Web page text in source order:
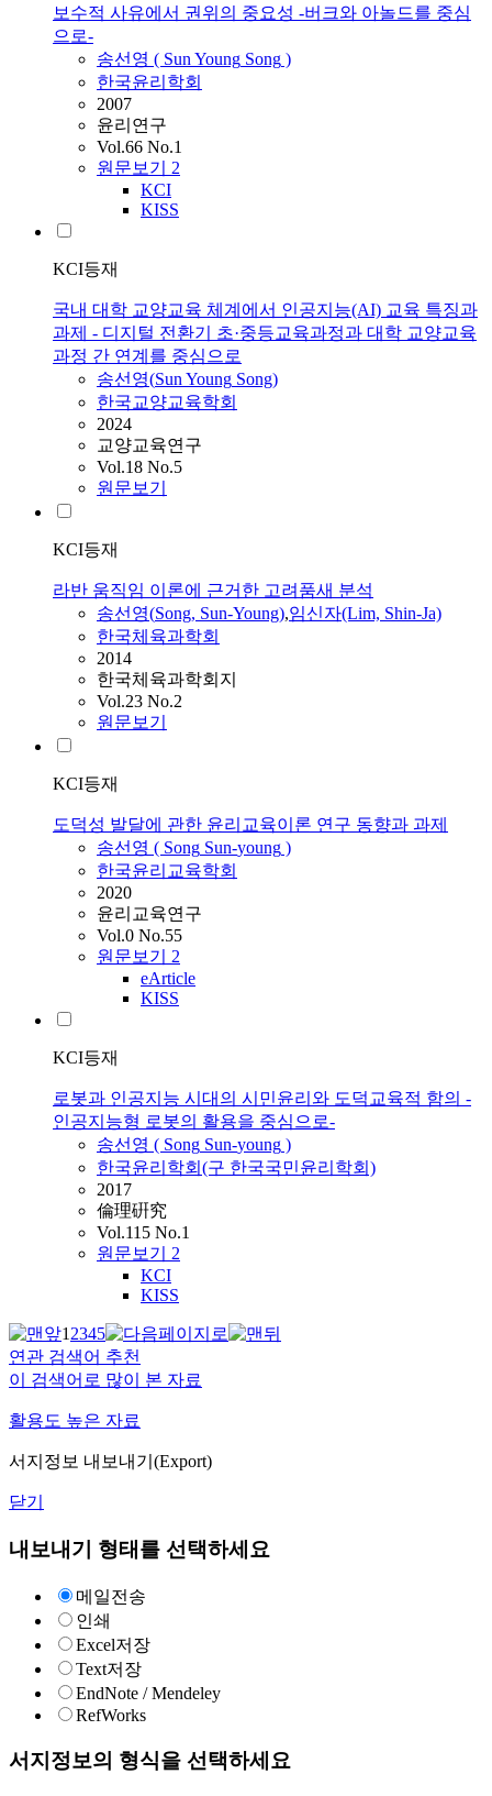
보수적 사유에서 권위의 중요성 -버크와 아놀드를 중심
으로-
송선영 ( SunYoung Song )
한국윤리학회
2007
윤리연구
Vol.66 No.1
원문보기 2
KCI
KISS
KCI등재
국내 대학 교양교육 체계에서 인공지능(AI) 교육 특징과
과제 - 디지털 전환기 초·중등교육과정과 대학 교양교육
과정 간 연계를 중심으로
송선영(SunYoung Song)
한국교양교육학회
2024
교양교육연구
Vol.18 No.5
원문보기
KCI등재
라반 움직임 이론에 근거한 고려품새 분석
송선영(Song, Sun-Young),임신자(Lim, Shin-Ja)
한국체육과학회
2014
한국체육과학회지
Vol.23 No.2
원문보기
KCI등재
도덕성 발달에 관한 윤리교육이론 연구 동향과 과제
송선영 ( Song Sun-young )
한국윤리교육학회
2020
윤리교육연구
Vol.0 No.55
원문보기 2
eArticle
KISS
KCI등재
로봇과 인공지능 시대의 시민윤리와 도덕교육적 함의 -
인공지능형 로봇의 활용을 중심으로-
송선영 ( Song Sun-young )
한국윤리학회(구 한국국민윤리학회)
2017
倫理硏究
Vol.115 No.1
원문보기 2
KCI
KISS
12345
연관 검색어 추천
이 검색어로 많이 본 자료
활용도 높은 자료
서지정보 내보내기(Export)
닫기
내보내기 형태를 선택하세요
메일전송
인쇄
Excel저장
Text저장
EndNote / Mendeley
RefWorks
서지정보의 형식을 선택하세요